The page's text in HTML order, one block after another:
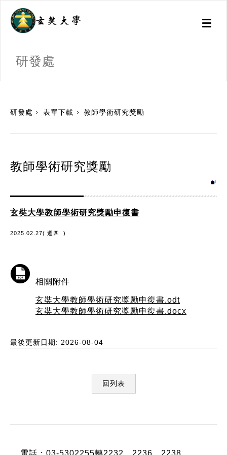
Toggle
研發處
研發處 表單下載 教師學術研究獎勵
教師學術研究獎勵
玄奘大學教師學術研究獎勵申復書
2025.02.27( 週四. )
相關附件
玄奘大學教師學術研究獎勵申復書.odt
玄奘大學教師學術研究獎勵申復書.docx
最後更新日期: 2026-08-04
回列表
電話：03-5302255轉2232、2236、2238